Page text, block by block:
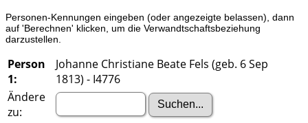
Personen-Kennungen eingeben (oder angezeigte belassen), dann
auf 'Berechnen' klicken, um die Verwandtschaftsbeziehung
darzustellen.
Person
1:
Johanne Christiane Beate Fels (geb. 6 Sep
1813) - I4776
Ändere
zu: